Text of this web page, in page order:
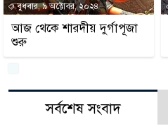
বুধবার, ৯ অক্টোবর, ২০২৪
আজ থেকে শারদীয় দুর্গাপূজা
শুরু
সর্বশেষ সংবাদ